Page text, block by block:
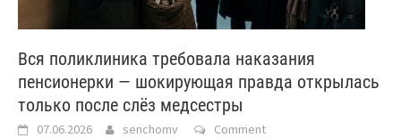
Вся поликлиника требовала наказания
пенсионерки — шокирующая правда открылась
только после слёз медсестры
07.06.2026 senchomv Comment